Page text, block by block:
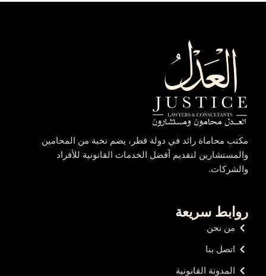
مكتب محاماة رائد في دولة قطر، يضم نخبة من المحامين
والمستشارين لتقديم أفضل الخدمات القانونية للأفراد
والشركات.
روابط سريعة
من نحن
اتصل بنا
المدونة القانونية